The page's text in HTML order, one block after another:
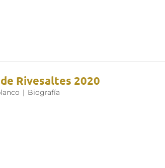
Rivesaltes 2020
| Biografía